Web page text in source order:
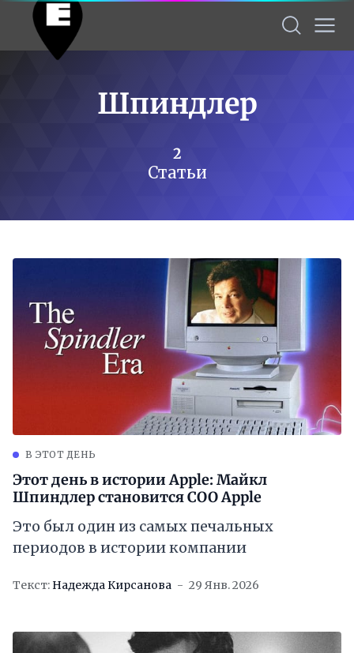
Шпиндлер
2
Статьи
В ЭТОТ ДЕНЬ
Этот день в истории Apple: Майкл
Шпиндлер становится COO Apple
Это был один из самых печальных
периодов в истории компании
Текст: Надежда Кирсанова 29 Янв. 2026